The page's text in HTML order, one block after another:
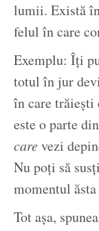
lumii. Există
felul în care
Exemplu: Îți
totul în jur
în care trăiești
este o parte
carevezi
Nu poți să
momentul
Tot așa,